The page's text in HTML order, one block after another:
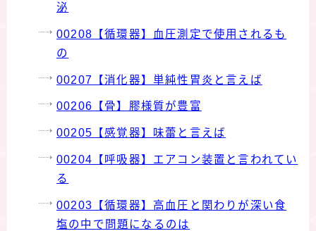
泌
00208【循環器】血圧測定で使用されるも
の
00207【消化器】単純性胃炎と言えば
00206【骨】膠様質が豊富
00205【感覚器】味蕾と言えば
00204【呼吸器】エアコン装置と言われてい
る
00203【循環器】高血圧と関わりが深い食
塩の中で問題になるのは